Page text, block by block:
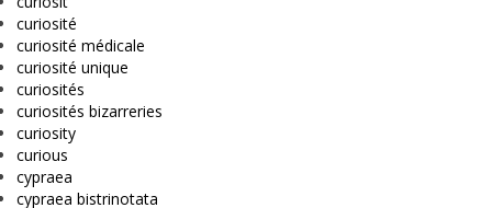
curiosité
curiosité médicale
curiosité unique
curiosités
curiosités bizarreries
curiosity
curious
cypraea
cypraea bistrinotata